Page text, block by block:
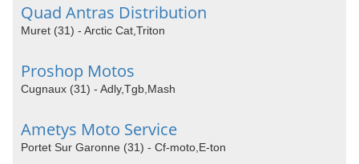
Quad Antras Distribution
Muret (31) - Arctic Cat,Triton
Proshop Motos
Cugnaux (31) - Adly,Tgb,Mash
Ametys Moto Service
Portet Sur Garonne (31) - Cf-moto,E-ton